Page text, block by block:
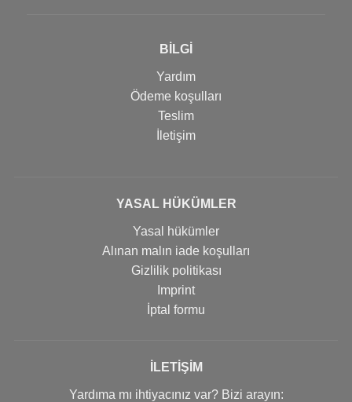
BİLGİ
Yardım
Ödeme koşulları
Teslim
İletişim
YASAL HÜKÜMLER
Yasal hükümler
Alınan malın iade koşulları
Gizlilik politikası
Imprint
İptal formu
İLETIŞIM
Yardıma mı ihtiyacınız var? Bizi arayın: